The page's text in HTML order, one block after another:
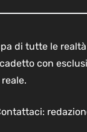
di tutte le
con